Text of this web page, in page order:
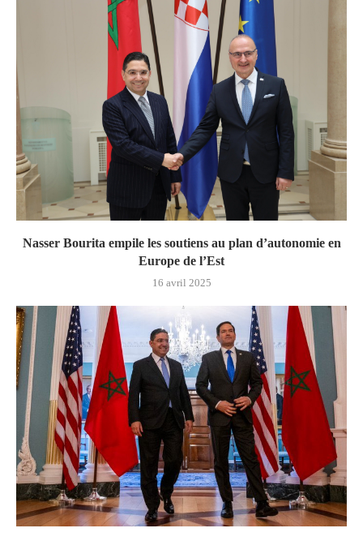
Nasser Bourita empile les soutiens au plan d’autonomie en
Europe de l’Est
16 avril 2025